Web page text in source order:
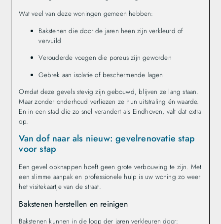
Wat veel van deze woningen gemeen hebben:
Bakstenen die door de jaren heen zijn verkleurd of
vervuild
Verouderde voegen die poreus zijn geworden
Gebrek aan isolatie of beschermende lagen
Omdat deze gevels stevig zijn gebouwd, blijven ze lang staan.
Maar zonder onderhoud verliezen ze hun uitstraling én waarde.
En in een stad die zo snel verandert als Eindhoven, valt dat extra
op.
Van dof naar als nieuw: gevelrenovatie stap
voor stap
Een gevel opknappen hoeft geen grote verbouwing te zijn. Met
een slimme aanpak en professionele hulp is uw woning zo weer
het visitekaartje van de straat.
Bakstenen herstellen en reinigen
Bakstenen kunnen in de loop der jaren verkleuren door: